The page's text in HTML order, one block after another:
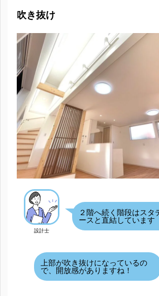
吹き抜け
設計士
２階へ続く階段はスタ
ースと直結しています
上部が吹き抜けになっているの
で、開放感がありますね！